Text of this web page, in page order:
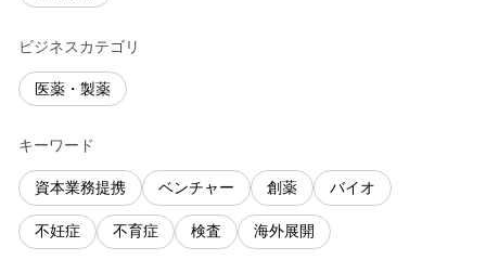
ビジネスカテゴリ
医薬・製薬
キーワード
資本業務提携 ベンチャー 創薬 バイオ
不妊症 不育症 検査 海外展開